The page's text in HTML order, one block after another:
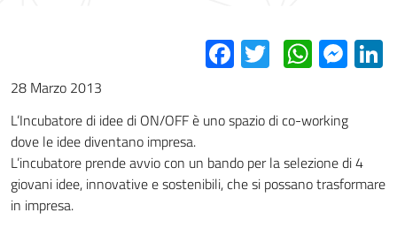
Facebook
Twitter
28 Marzo 2013
L’Incubatore di idee di ON/OFF è uno spazio di co-working
dove le idee diventano impresa.
L’incubatore prende avvio con un bando per la selezione di 4
giovani idee, innovative e sostenibili, che si possano trasformare
in impresa.